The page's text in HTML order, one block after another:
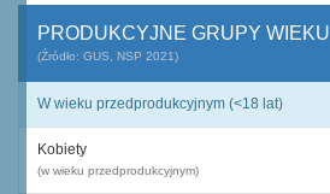
PRODUKCYJNE GRUPY WIEKU
(Źródło: GUS, NSP 2021)
W wieku przedprodukcyjnym (<18 lat)
Kobiety
(w wieku przedprodukcyjnym)